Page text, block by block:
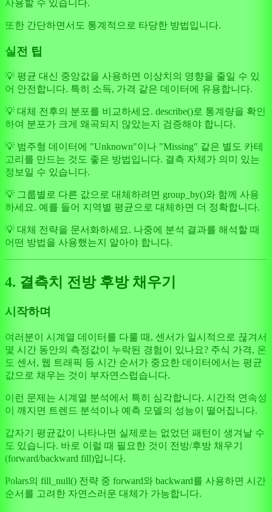
사용할 수 있습니다.
또한 간단하면서도 통계적으로 타당한 방법입니다.
실전 팁
💡 평균 대신 중앙값을 사용하면 이상치의 영향을 줄일 수 있
어 안전합니다. 특히 소득, 가격 같은 데이터에 유용합니다.
💡 대체 전후의 분포를 비교하세요. describe()로 통계량을 확인
하여 분포가 크게 왜곡되지 않았는지 검증해야 합니다.
💡 범주형 데이터에 "Unknown"이나 "Missing" 같은 별도 카테
고리를 만드는 것도 좋은 방법입니다. 결측 자체가 의미 있는
정보일 수 있습니다.
💡 그룹별로 다른 값으로 대체하려면 group_by()와 함께 사용
하세요. 예를 들어 지역별 평균으로 대체하면 더 정확합니다.
💡 대체 전략을 문서화하세요. 나중에 분석 결과를 해석할 때
어떤 방법을 사용했는지 알아야 합니다.
4. 결측치 전방 후방 채우기
시작하며
여러분이 시계열 데이터를 다룰 때, 센서가 일시적으로 끊겨서
몇 시간 동안의 측정값이 누락된 경험이 있나요? 주식 가격, 온
도 센서, 웹 트래픽 등 시간 순서가 중요한 데이터에서는 평균
값으로 채우는 것이 부자연스럽습니다.
이런 문제는 시계열 분석에서 특히 심각합니다. 시간적 연속성
이 깨지면 트렌드 분석이나 예측 모델의 성능이 떨어집니다.
갑자기 평균값이 나타나면 실제로는 없었던 패턴이 생겨날 수
도 있습니다. 바로 이럴 때 필요한 것이 전방/후방 채우기
(forward/backward fill)입니다.
Polars의 fill_null() 전략 중 forward와 backward를 사용하면 시간
순서를 고려한 자연스러운 대체가 가능합니다.